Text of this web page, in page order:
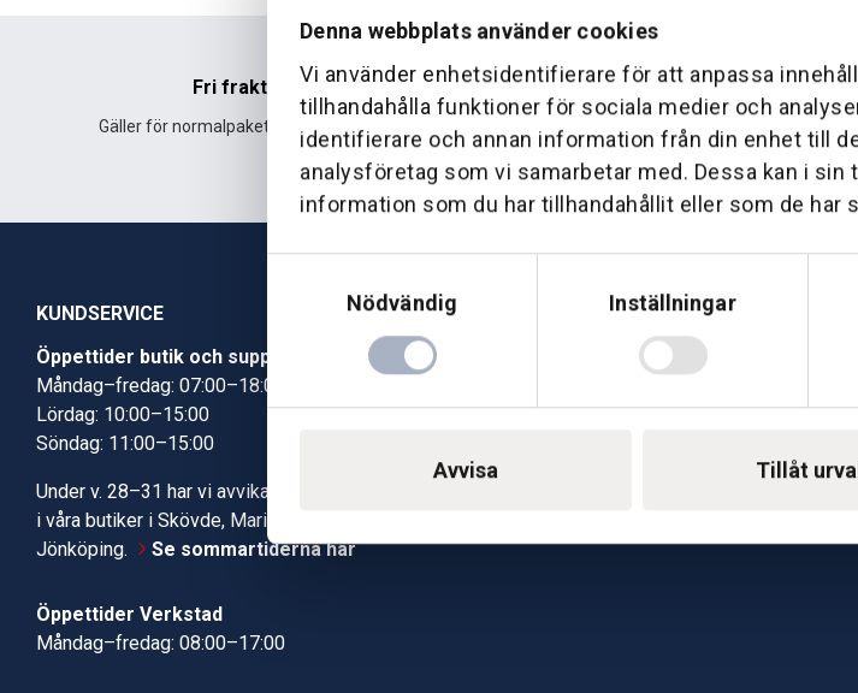
Denna webbplats använder cookies
Vi använder enhetsidentifierare för att anpassa
tillhandahålla funktioner för sociala medier och
identifierare och annan information från din enhet till
analysföretag som vi samarbetar med. Dessa kan i
information som du har tillhandahållit eller som de har
Nödvändig
Inställningar
Avvisa Tillåt
Fri frakt
Gäller för normalpaket över 500 kr.
Hemleverans
Leverans fram till din dörr. Oavsett storlek.
KUNDSERVICE
Öppettider butik och support
Måndag–fredag: 07:00–18:00
Lördag: 10:00–15:00
Söndag: 11:00–15:00
Under v. 28–31 har vi avvikande öppettider
i våra butiker i Skövde, Mariestad och
Jönköping.
Se sommartiderna här
Öppettider Verkstad
Måndag–fredag: 08:00–17:00
Butik Skövde
Kundcenter
Boka tid i verkstad